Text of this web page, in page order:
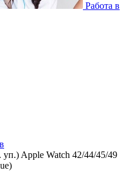
Работа в
Apple Watch 42/44/45/49